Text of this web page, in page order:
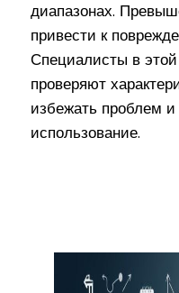
диапазонах.
привести к
Специалисты в
проверяют
избежать проблем и
использование.